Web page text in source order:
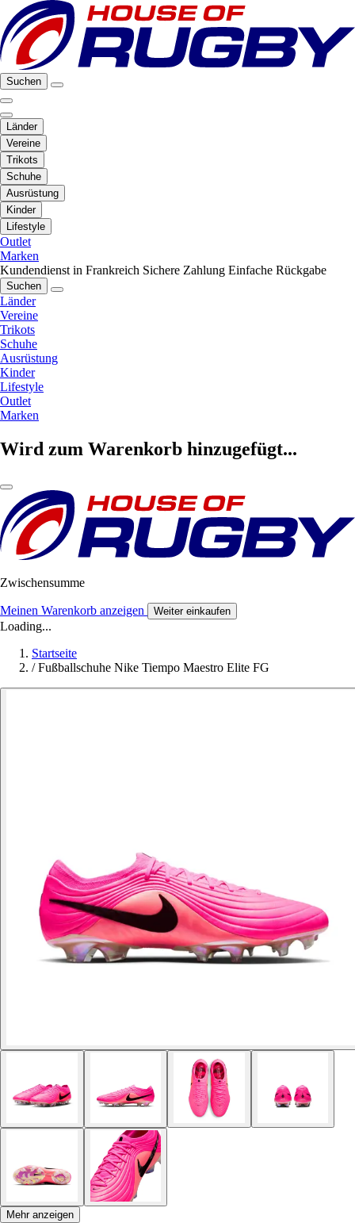
Suchen
Länder
Vereine
Trikots
Schuhe
Ausrüstung
Kinder
Lifestyle
Outlet
Marken
Kundendienst in Frankreich Sichere Zahlung Einfache Rückgabe
Suchen
Länder
Vereine
Trikots
Schuhe
Ausrüstung
Kinder
Lifestyle
Outlet
Marken
Wird zum Warenkorb hinzugefügt...
Zwischensumme
Meinen Warenkorb anzeigen Weiter einkaufen
Loading...
Startseite
/ Fußballschuhe Nike Tiempo Maestro Elite FG
Mehr anzeigen